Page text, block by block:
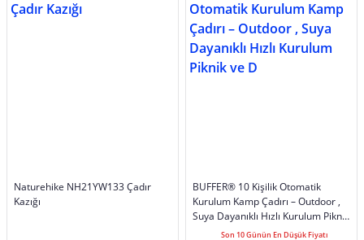
Naturehike NH21YW133 Çadır
Kazığı
BUFFER® 10 Kişilik Otomatik
Kurulum Kamp Çadırı – Outdoor ,
Suya Dayanıklı Hızlı Kurulum Piknik
Son 10 Günün En Düşük Fiyatı